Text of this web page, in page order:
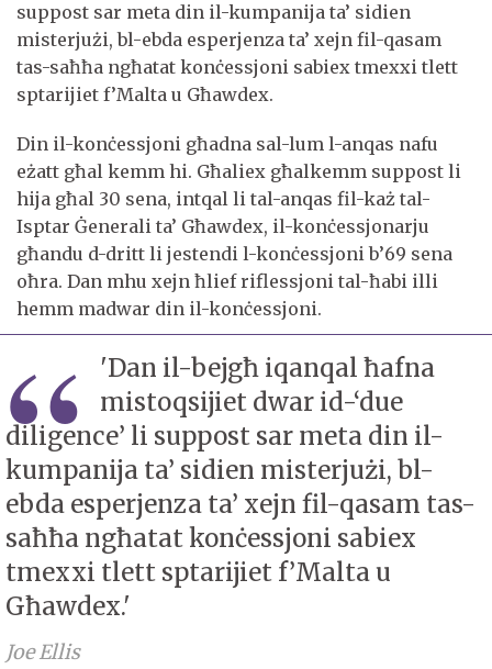
suppost sar meta din il-kumpanija ta’ sidien
misterjużi, bl-ebda esperjenza ta’ xejn fil-qasam
tas-saħħa ngħatat konċessjoni sabiex tmexxi tlett
sptarijiet f’Malta u Għawdex.
Din il-konċessjoni għadna sal-lum l-anqas nafu
eżatt għal kemm hi. Għaliex għalkemm suppost li
hija għal 30 sena, intqal li tal-anqas fil-każ tal-
Isptar Ġenerali ta’ Għawdex, il-konċessjonarju
għandu d-dritt li jestendi l-konċessjoni b’69 sena
oħra. Dan mhu xejn ħlief riflessjoni tal-ħabi illi
hemm madwar din il-konċessjoni.
'Dan il-bejgħ iqanqal ħafna
mistoqsijiet dwar id-‘due
diligence’ li suppost sar meta din il-
kumpanija ta’ sidien misterjużi, bl-
ebda esperjenza ta’ xejn fil-qasam tas-
saħħa ngħatat konċessjoni sabiex
tmexxi tlett sptarijiet f’Malta u
Għawdex.'
Joe Ellis